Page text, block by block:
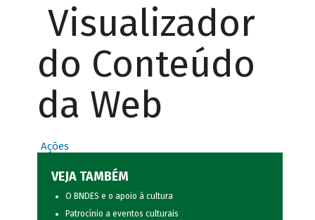
Visualizador
do Conteúdo
da Web
Ações
VEJA TAMBÉM
O BNDES e o apoio à cultura
Patrocínio a eventos culturais